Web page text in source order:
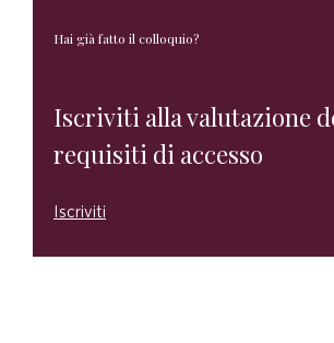
Hai già fatto il colloquio?
Iscriviti alla valutazione
requisiti di accesso
Iscriviti